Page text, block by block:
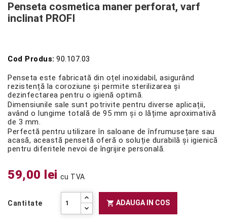
Penseta cosmetica maner perforat, varf
inclinat PROFI
Cod Produs: 90.107.03
Penseta este fabricată din oțel inoxidabil, asigurând
rezistență la coroziune și permite sterilizarea și
dezinfectarea pentru o igienă optimă.
Dimensiunile sale sunt potrivite pentru diverse aplicații,
având o lungime totală de 95 mm și o lățime aproximativă
de 3 mm.
Perfectă pentru utilizare în saloane de înfrumusețare sau
acasă, această pensetă oferă o soluție durabilă și igienică
pentru diferitele nevoi de îngrijire personală.
59,00 lei cu TVA
Cantitate  ADAUGA IN COS